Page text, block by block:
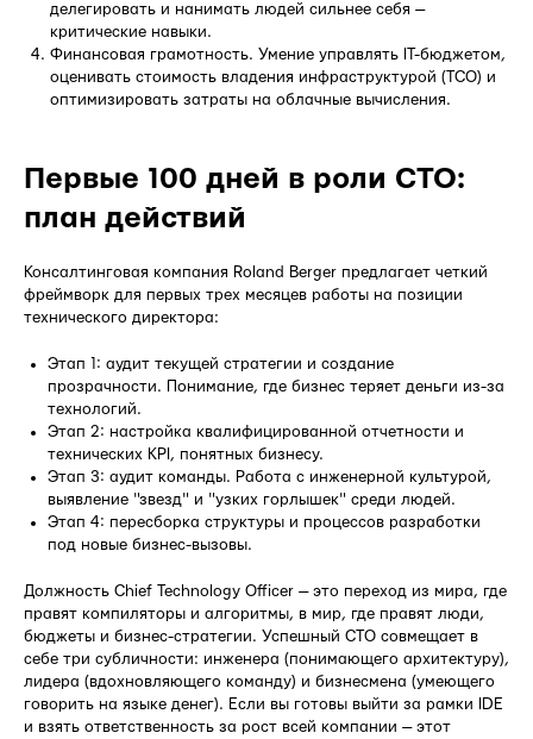
делегировать и нанимать людей сильнее себя —
критические навыки.
Финансовая грамотность. Умение управлять IT-бюджетом,
оценивать стоимость владения инфраструктурой (TCO) и
оптимизировать затраты на облачные вычисления.
Первые 100 дней в роли CTO:
план действий
Консалтинговая компания Roland Berger предлагает четкий
фреймворк для первых трех месяцев работы на позиции
технического директора:
Этап 1: аудит текущей стратегии и создание
прозрачности. Понимание, где бизнес теряет деньги из-за
технологий.
Этап 2: настройка квалифицированной отчетности и
технических KPI, понятных бизнесу.
Этап 3: аудит команды. Работа с инженерной культурой,
выявление "звезд" и "узких горлышек" среди людей.
Этап 4: пересборка структуры и процессов разработки
под новые бизнес-вызовы.
Должность Chief Technology Officer — это переход из мира, где
правят компиляторы и алгоритмы, в мир, где правят люди,
бюджеты и бизнес-стратегии. Успешный CTO совмещает в
себе три субличности: инженера (понимающего архитектуру),
лидера (вдохновляющего команду) и бизнесмена (умеющего
говорить на языке денег). Если вы готовы выйти за рамки IDE
и взять ответственность за рост всей компании — этот